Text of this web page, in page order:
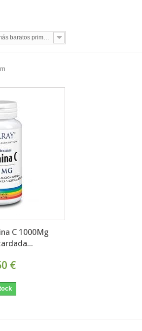
Precio: más baratos primero
C 1000Mg
€